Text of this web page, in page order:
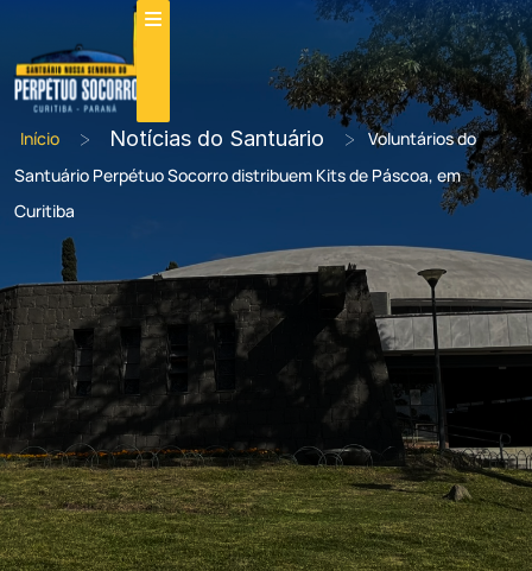
Início > Notícias do Santuário >
Voluntários do
Santuário Perpétuo Socorro distribuem Kits de Páscoa, em
Curitiba